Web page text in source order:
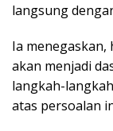
langsung
Ia
akan menjadi
langkah-
atas persoalan